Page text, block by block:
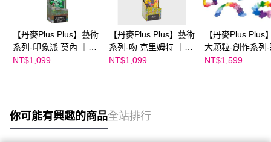
【丹麥Plus Plus】藝術
系列-印象派 莫內 ｜加
加積木
NT$1,099
【丹麥Plus Plus】藝術
系列-吻 克里姆特 ｜加
加積木
NT$1,099
【丹麥Plus Plus
大顆粒-創作系列
世界60片｜加加
NT$1,599
你可能有興趣的商品全站排行